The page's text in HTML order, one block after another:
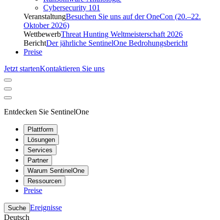
Cybersecurity 101
VeranstaltungBesuchen Sie uns auf der OneCon (20.–22.
Oktober 2026)
WettbewerbThreat Hunting Weltmeisterschaft 2026
BerichtDer jährliche SentinelOne Bedrohungsbericht
Preise
Jetzt startenKontaktieren Sie uns
Entdecken Sie SentinelOne
Plattform
Lösungen
Services
Partner
Warum SentinelOne
Ressourcen
Preise
Suche Ereignisse
Deutsch